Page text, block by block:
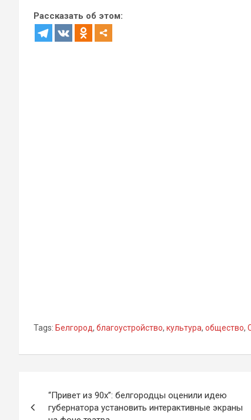
Рассказать об этом:
Tags: Белгород, благоустройство, культура, общество,
по
“Привет из 90х”: белгородцы оценили идею
губернатора установить интерактивные экраны